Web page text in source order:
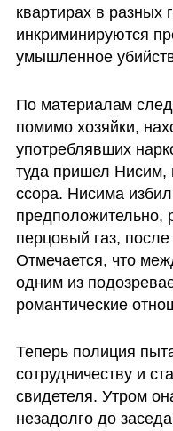
квартирах в
инкриминируются
умышленное
По материалам
помимо хозяйки,
употреблявших
туда пришел
ссора. Нисима
предположительно,
перцовый газ,
Отмечается, что
одним из
романтические
Теперь полиция
сотрудничеству и
свидетеля. Утром
незадолго до